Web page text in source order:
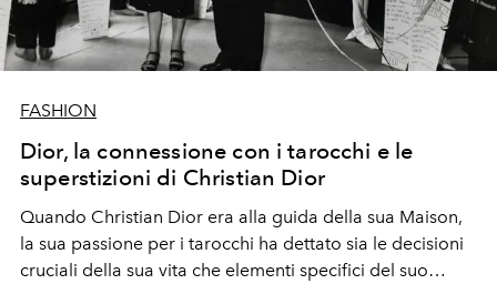
FASHION
Dior, la connessione con i tarocchi e le
superstizioni di Christian Dior
Quando Christian Dior era alla guida della sua Maison,
la sua passione per i tarocchi ha dettato sia le decisioni
cruciali della sua vita che elementi specifici del suo